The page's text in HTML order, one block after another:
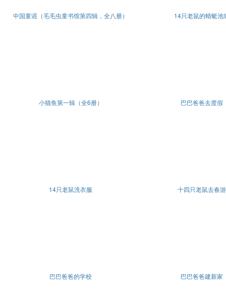
中国童谣（毛毛虫童书馆第四辑，全八册） 14只老鼠的蜻蜓池
小猫鱼第一辑（全6册） 巴巴爸爸去度假
14只老鼠洗衣服 十四只老鼠去春游
巴巴爸爸的学校 巴巴爸爸建新家